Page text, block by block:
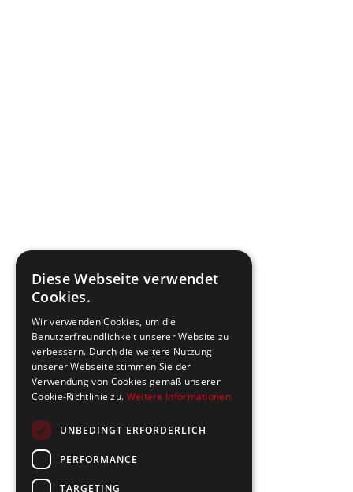
Diese Webseite verwendet
Cookies.
Wir verwenden Cookies, um die
Benutzerfreundlichkeit unserer Website zu
verbessern. Durch die weitere Nutzung
unserer Webseite stimmen Sie der
Verwendung von Cookies gemäß unserer
Cookie-Richtlinie zu. Weitere Informationen
UNBEDINGT ERFORDERLICH
PERFORMANCE
TARGETING